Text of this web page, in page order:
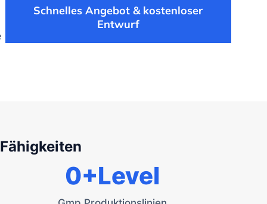
Schnelles Angebot & kostenloser
Entwurf
0+Level